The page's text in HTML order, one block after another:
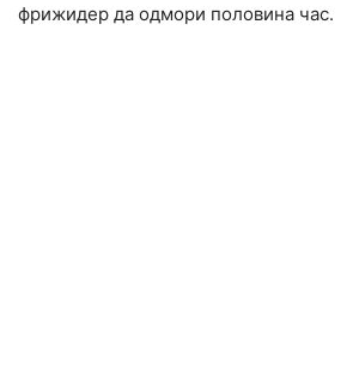
фрижидер да одмори половина час.